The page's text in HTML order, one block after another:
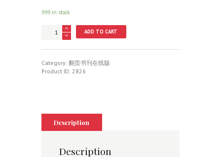
999 in stock
个
神
quantity
ADD TO CART
Category: 翻页书刊在线版
Product ID: 2826
Description
Description